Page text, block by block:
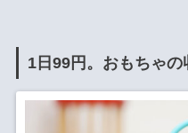
1日99円。おもちゃ